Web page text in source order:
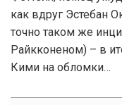
как вдруг Эстебан
точно таком же
Райкконеном) – в
Кими на обломки…